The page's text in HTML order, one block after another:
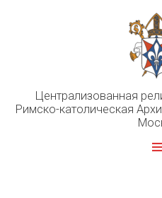
Централизованная
Римско-католическая